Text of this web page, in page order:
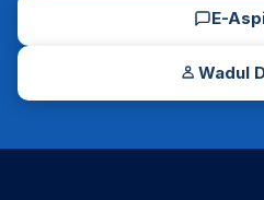
E-
Wadul